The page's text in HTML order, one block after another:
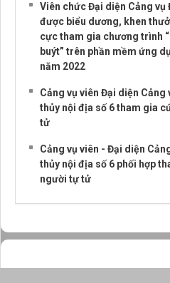
Viên chức Đại diện Cảng vụ
được biểu dương, khen
cực tham gia chương trình
buýt” trên phần mềm ứng
năm 2022
Cảng vụ viên Đại diện Cảng
thủy nội địa số 6 tham gia
tử
Cảng vụ viên - Đại diện
thủy nội địa số 6 phối hợp
người tự tử